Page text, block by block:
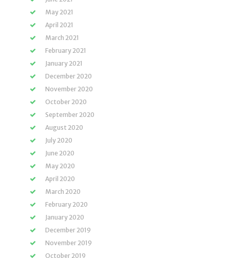
May 2021
April 2021
March 2021
February 2021
January 2021
December 2020
November 2020
October 2020
September 2020
August 2020
July 2020
June 2020
May 2020
April 2020
March 2020
February 2020
January 2020
December 2019
November 2019
October 2019